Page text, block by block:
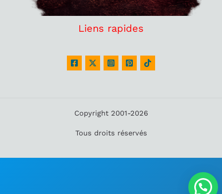
Liens rapides
Copyright 2001-2026
Tous droits réservés